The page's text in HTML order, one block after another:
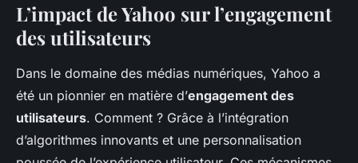
L’impact de Yahoo sur l’engagement
des utilisateurs
Dans le domaine des médias numériques, Yahoo a
été un pionnier en matière d’engagement des
utilisateurs. Comment ? Grâce à l’intégration
d’algorithmes innovants et une personnalisation